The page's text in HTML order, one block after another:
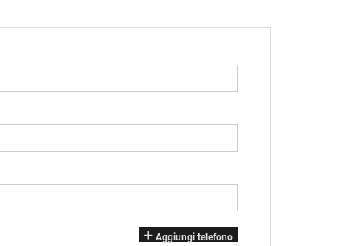
Aggiungi telefono